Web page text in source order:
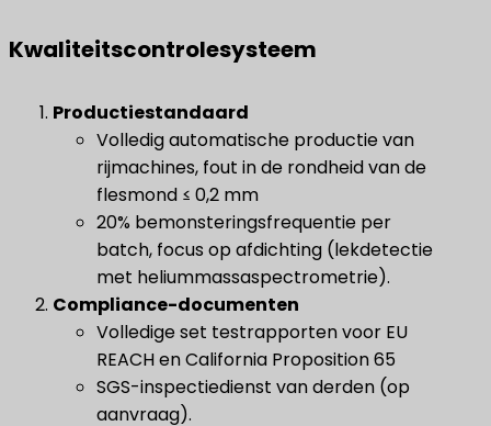
Kwaliteitscontrolesysteem
Productiestandaard
Volledig automatische productie van
rijmachines, fout in de rondheid van de
flesmond ≤ 0,2 mm
20% bemonsteringsfrequentie per
batch, focus op afdichting (lekdetectie
met heliummassaspectrometrie).
​Compliance-documenten​
Volledige set testrapporten voor EU
REACH en California Proposition 65
SGS-inspectiedienst van derden (op
aanvraag).